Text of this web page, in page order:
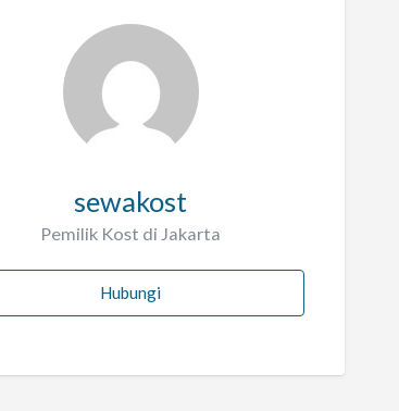
sewakost
Pemilik Kost di Jakarta
Hubungi